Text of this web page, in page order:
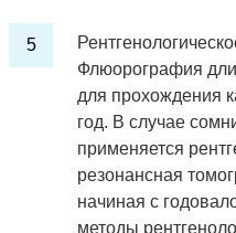
Флюорография
для прохождения
год. В случае
применяется
резонансная
начиная с
методы